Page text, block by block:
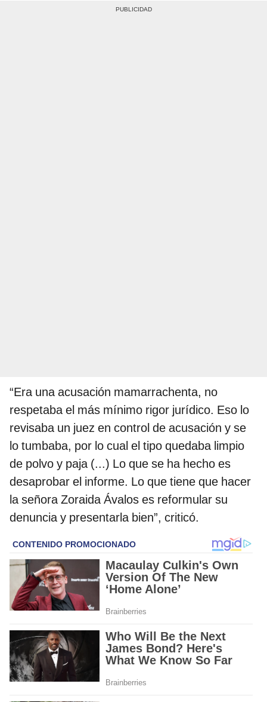
“Era una acusación mamarrachenta, no
respetaba el más mínimo rigor jurídico. Eso lo
revisaba un juez en control de acusación y se
lo tumbaba, por lo cual el tipo quedaba limpio
de polvo y paja (...) Lo que se ha hecho es
desaprobar el informe. Lo que tiene que hacer
la señora Zoraida Ávalos es reformular su
denuncia y presentarla bien”, criticó.